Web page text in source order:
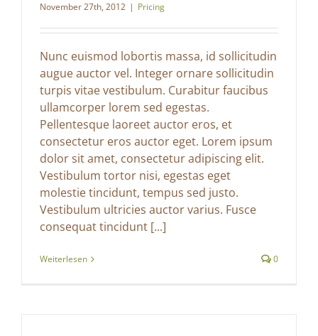
November 27th, 2012 | Pricing
Nunc euismod lobortis massa, id sollicitudin
augue auctor vel. Integer ornare sollicitudin
turpis vitae vestibulum. Curabitur faucibus
ullamcorper lorem sed egestas.
Pellentesque laoreet auctor eros, et
consectetur eros auctor eget. Lorem ipsum
dolor sit amet, consectetur adipiscing elit.
Vestibulum tortor nisi, egestas eget
molestie tincidunt, tempus sed justo.
Vestibulum ultricies auctor varius. Fusce
consequat tincidunt [...]
Weiterlesen 0